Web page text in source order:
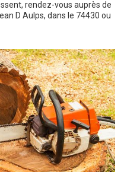
rendez-vous auprès de
D Aulps, dans le 74430 ou